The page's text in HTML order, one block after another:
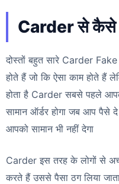
Carder से कैसे
दोस्तों बहुत सारे Carder
होते हैं जो कि ऐसा काम होते हैं
होता है Carder सबसे पहले
सामान ऑर्डर होगा जब आप पैसे
आपको सामान भी नहीं देगा
Carder इस तरह के लोगों से
करते हैं उससे पैसा ठग लिया